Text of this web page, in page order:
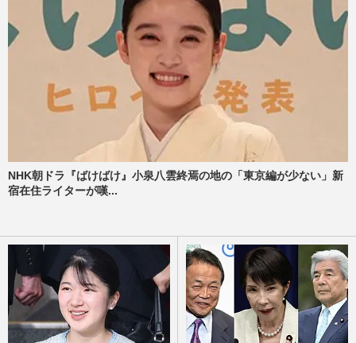
NHK朝ドラ『ばけばけ』小泉八雲終焉の地の「東京編が少ない」新
宿在住ライターが嘆...